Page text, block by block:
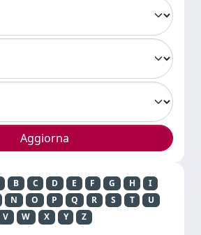
B C D E F G H
I
N O P Q R S T
U
V
W X Y Z